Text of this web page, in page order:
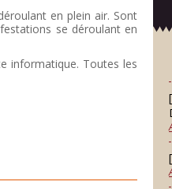
en plein air. Sont
se déroulant en
informatique. Toutes les